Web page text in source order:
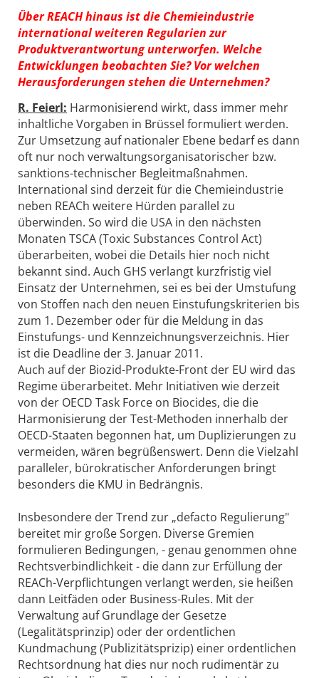
Über REACH hinaus ist die Chemieindustrie
international weiteren Regularien zur
Produktverantwortung unterworfen. Welche
Entwicklungen beobachten Sie? Vor welchen
Herausforderungen stehen die Unternehmen?
R. Feierl: Harmonisierend wirkt, dass immer mehr
inhaltliche Vorgaben in Brüssel formuliert werden.
Zur Umsetzung auf nationaler Ebene bedarf es dann
oft nur noch verwaltungsorganisatorischer bzw.
sanktions-technischer Begleitmaßnahmen.
International sind derzeit für die Chemieindustrie
neben REACh weitere Hürden parallel zu
überwinden. So wird die USA in den nächsten
Monaten TSCA (Toxic Substances Control Act)
überarbeiten, wobei die Details hier noch nicht
bekannt sind. Auch GHS verlangt kurzfristig viel
Einsatz der Unternehmen, sei es bei der Umstufung
von Stoffen nach den neuen Einstufungskriterien bis
zum 1. Dezember oder für die Meldung in das
Einstufungs- und Kennzeichnungsverzeichnis. Hier
ist die Deadline der 3. Januar 2011.
Auch auf der Biozid-Produkte-Front der EU wird das
Regime überarbeitet. Mehr Initiativen wie derzeit
von der OECD Task Force on Biocides, die die
Harmonisierung der Test-Methoden innerhalb der
OECD-Staaten begonnen hat, um Duplizierungen zu
vermeiden, wären begrüßenswert. Denn die Vielzahl
paralleler, bürokratischer Anforderungen bringt
besonders die KMU in Bedrängnis.
Insbesondere der Trend zur „defacto Regulierung"
bereitet mir große Sorgen. Diverse Gremien
formulieren Bedingungen, - genau genommen ohne
Rechtsverbindlichkeit - die dann zur Erfüllung der
REACh-Verpflichtungen verlangt werden, sie heißen
dann Leitfäden oder Business-Rules. Mit der
Verwaltung auf Grundlage der Gesetze
(Legalitätsprinzip) oder der ordentlichen
Kundmachung (Publizitätsprizip) einer ordentlichen
Rechtsordnung hat dies nur noch rudimentär zu